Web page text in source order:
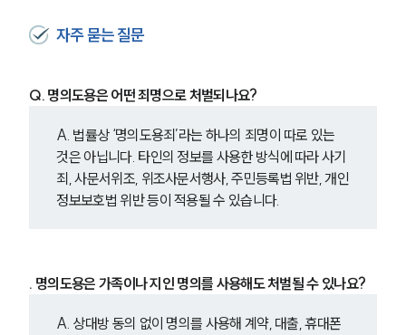
자주 묻는 질문
Q. 명의도용은 어떤 죄명으로 처벌되나요?
A. 법률상 ‘명의도용죄’라는 하나의 죄명이 따로 있는
것은 아닙니다. 타인의 정보를 사용한 방식에 따라 사기
죄, 사문서위조, 위조사문서행사, 주민등록법 위반, 개인
정보보호법 위반 등이 적용될 수 있습니다.
. 명의도용은 가족이나 지인 명의를 사용해도 처벌될 수 있나요?
A. 상대방 동의 없이 명의를 사용해 계약, 대출, 휴대폰